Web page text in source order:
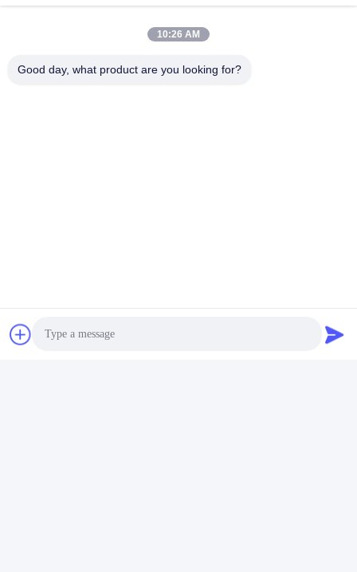
Πλαστικός Εξοπλισμός Συγκόλλησης Σωλήνων
Jiangsu, 214413, Κίνα
10:26 AM
Good day, what product are you looking for?